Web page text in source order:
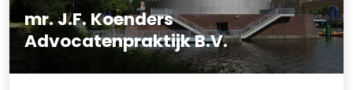
mr. J.F. Koenders
Advocatenpraktijk B.V.